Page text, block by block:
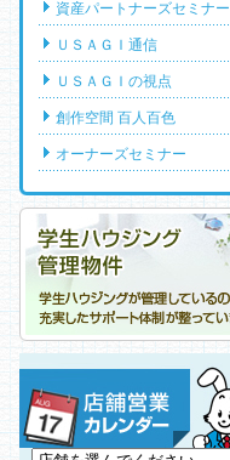
資産パートナーズセミナー
ＵＳＡＧＩ通信
ＵＳＡＧＩの視点
創作空間 百人百色
オーナーズセミナー